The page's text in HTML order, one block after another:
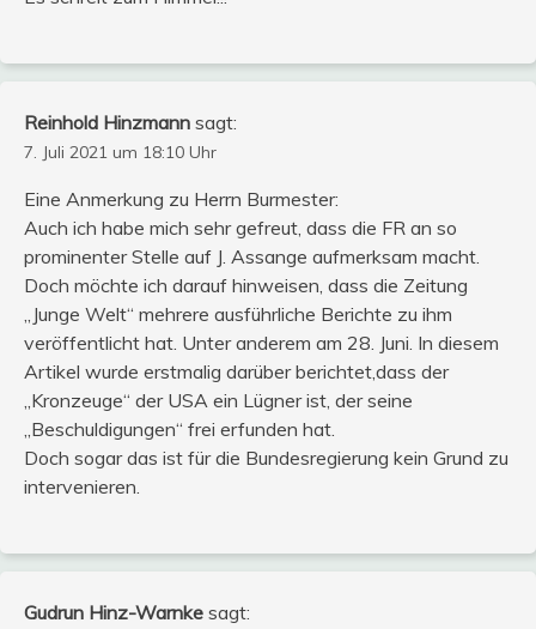
Reinhold Hinzmann sagt:
7. Juli 2021 um 18:10 Uhr
Eine Anmerkung zu Herrn Burmester:
Auch ich habe mich sehr gefreut, dass die FR an so
prominenter Stelle auf J. Assange aufmerksam macht.
Doch möchte ich darauf hinweisen, dass die Zeitung
„Junge Welt“ mehrere ausführliche Berichte zu ihm
veröffentlicht hat. Unter anderem am 28. Juni. In diesem
Artikel wurde erstmalig darüber berichtet,dass der
„Kronzeuge“ der USA ein Lügner ist, der seine
„Beschuldigungen“ frei erfunden hat.
Doch sogar das ist für die Bundesregierung kein Grund zu
intervenieren.
Gudrun Hinz-Warnke sagt: